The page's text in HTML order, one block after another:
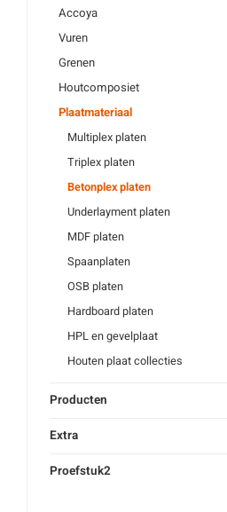
Accoya
Vuren
Grenen
Houtcomposiet
Plaatmateriaal
Multiplex platen
Triplex platen
Betonplex platen
Underlayment platen
MDF platen
Spaanplaten
OSB platen
Hardboard platen
HPL en gevelplaat
Houten plaat collecties
Producten
Extra
Proefstuk2